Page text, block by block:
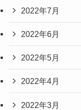
2022年7月
2022年6月
2022年5月
2022年4月
2022年3月